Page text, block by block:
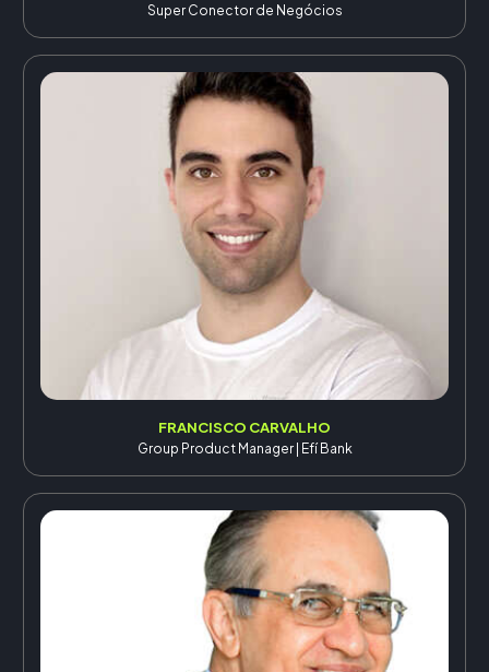
Super Conector de Negócios
FRANCISCO CARVALHO
Group Product Manager | Efí Bank